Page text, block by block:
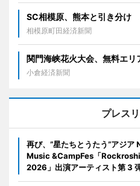
SC相模原、熊本と引き分け
相模原町田経済新聞
関門海峡花火大会、無料エ
小倉経済新聞
プレス
再び、”星たちとうたう”アジア
Music &CampFes「
2026」出演アーティスト第 3